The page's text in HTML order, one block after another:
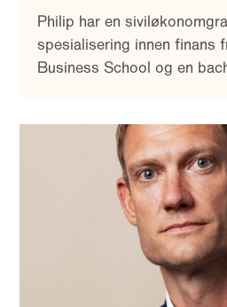
Philip har en
spesialisering innen finans
Business School og en